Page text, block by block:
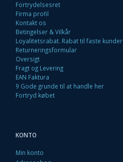
Fortrydelsesret
Firma profil
Kontakt os
Betingelser & Vilkår
Loyalitetsrabat. Rabat til faste kunder
Returneringsformular
Oversigt
Fragt og Levering
EAN Faktura
9 Gode grunde til at handle her
Fortryd købet
KONTO
Min konto